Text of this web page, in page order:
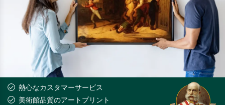
熱心なカスタマーサービス
美術館品質のアートプリント